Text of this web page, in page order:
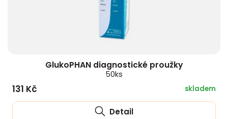
GlukoPHAN diagnostické proužky
50ks
131 Kč skladem
Detail